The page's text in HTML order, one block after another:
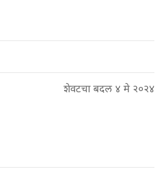
शेवटचा बदल ४ मे २०२४